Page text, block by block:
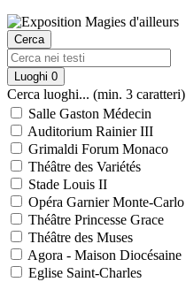
Cerca
Luoghi 0
Cerca luoghi... (min. 3 caratteri)
Salle Gaston Médecin
Auditorium Rainier III
Grimaldi Forum Monaco
Théâtre des Variétés
Stade Louis II
Opéra Garnier Monte-Carlo
Théâtre Princesse Grace
Théâtre des Muses
Agora - Maison Diocésaine
Eglise Saint-Charles